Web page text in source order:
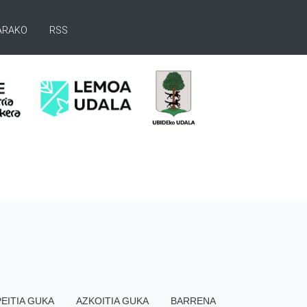
RSS
GUKA AZKOITIA GUKA BARRENA